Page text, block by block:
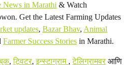
News in Marathi & Watch
Get the Latest Farming Updates
updates, Bazar Bhav, Animal
Farmer Success Stories in Marathi.
,ट्विटर,इन्स्टाग्राम ,टेलिग्रामवरआणि